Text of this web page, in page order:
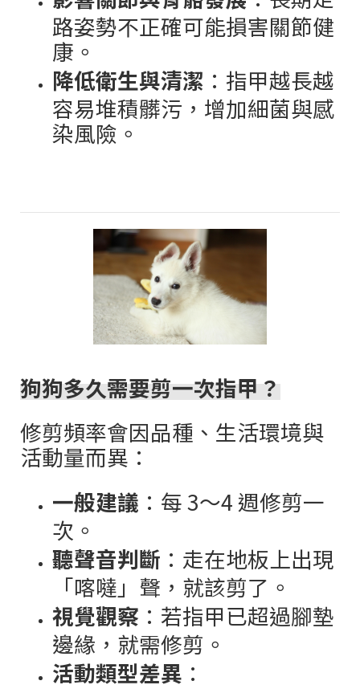
路姿勢不正確可能損害關節健
康。
降低衛生與清潔 ：指甲越長越
容易堆積髒污，增加細菌與感
染風險。
狗狗多久需要剪一次指甲？
修剪頻率會因品種、生活環境與
活動量而異：
一般建議 ：每3～4週修剪一
次。
聽聲音判斷 ：走在地板上出現
「喀噠」聲，就該剪了。
視覺觀察 ：若指甲已超過腳墊
邊緣，就需修剪。
活動類型差異 ：